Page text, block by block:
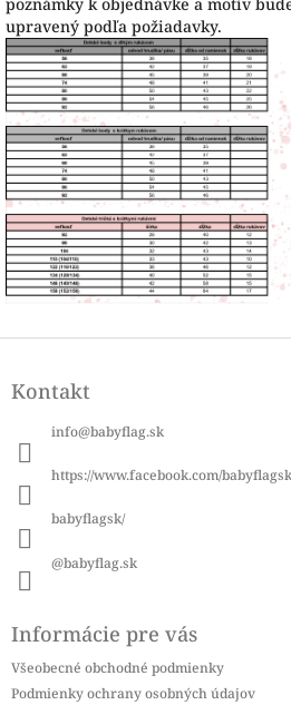
upravený podľa požiadavky.
Z
pKontakt
info@babyflag.sk
https://www.facebook.com/
babyflagsk/
@babyflag.sk
Informácie pre vás
Všeobecné obchodné podmienky
Podmienky ochrany osobných údajov